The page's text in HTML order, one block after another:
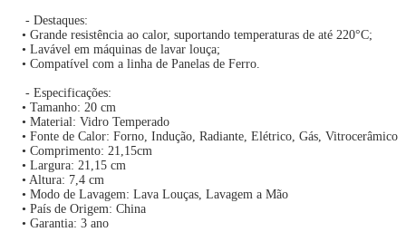
- Destaques:
• Grande resistência ao calor, suportando temperaturas de até 220°C;
• Lavável em máquinas de lavar louça;
• Compatível com a linha de Panelas de Ferro.
- Especificações:
• Tamanho: 20 cm
• Material: Vidro Temperado
• Fonte de Calor: Forno, Indução, Radiante, Elétrico, Gás, Vitrocerâmico
• Comprimento: 21,15cm
• Largura: 21,15 cm
• Altura: 7,4 cm
• Modo de Lavagem: Lava Louças, Lavagem a Mão
• País de Origem: China
• Garantia: 3 ano